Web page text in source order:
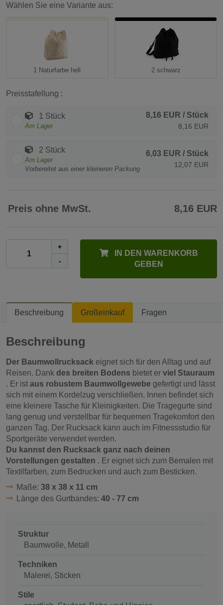
Wählen Sie eine Variante aus:
1 Naturfarbe hell 2 schwarz
Preisstafellung :
1 Stück
Am Lager
8,16 EUR / Stück
8,16 EUR
2 Stück
Am Lager
Vorbereitet aus einer kleineren Packung
6,03 EUR / Stück
12,07 EUR
Preis ohne MwSt. 8,16 EUR
+
-
IN DEN WARENKORB
GEBEN
Beschreibung Großeinkauf Fragen
Beschreibung
Der Baumwollrucksack eignet sich für den Alltag und auf
Reisen. Dank des breiten Bodens bietet er viel Stauraum
. Er ist aus robustem Baumwollgewebe gefertigt und lässt
sich mit einem Kordelzug verschließen. Innen befindet sich
eine kleinere Tasche für Kleinigkeiten. Die Tragegurte sind
lang genug und verstellbar für bequemen Tragekomfort den
ganzen Tag. Der Rucksack kann auch im Fitnessstudio für
Sportgeräte verwendet werden.
Du kannst den Rucksack ganz nach deinen
Vorstellungen gestalten . Er eignet sich zum Bemalen mit
Textilfarben, zum Bedrucken und auch zum Besticken.
Maße: 38 x 38 x 11 cm
Länge des Gurtbandes: 40 - 77 cm
Struktur
Baumwolle, Metall
Techniken
Malerei, Sticken
Stile